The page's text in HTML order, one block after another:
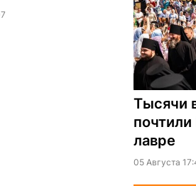
Тысячи
лавре
05 Августа